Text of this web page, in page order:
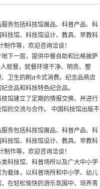
务包括科技馆展品、科普产品、科
科技馆、科技馆设计、教具、早教科
作等，欢迎咨询洽谈！
地下一层，提供中餐自助和比格披萨
就餐，就餐环境干净、明亮、整
卫生的刷d卡式消费。纪念品商店
念品和科技特色纪念品。
馆建立了定期的情报交换，并进行
的交流与合作。 中国科技馆出版不
务包括科技馆展品、科普产品、科
技馆、科技馆设计、教具、早教科
作等，欢迎咨询洽谈！
科技馆、科普场所以及广大中小学
载体，以科普场所和中小学、幼儿
在轻松愉快的游乐氛围中，培养青